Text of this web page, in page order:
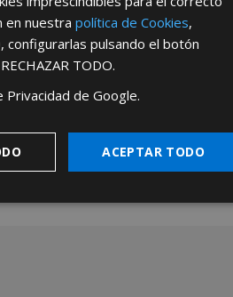
plegables con
de mayorista de metros
eficaz y un trato cercano.
el uso profesional, con la
brindamos soluciones
buscas metros plegables al por
precio y servicio. Con
en nuestra política de Cookies,
, configurarlas pulsando el botón
RECHAZAR TODO.
de Google.
ACEPTAR TODO